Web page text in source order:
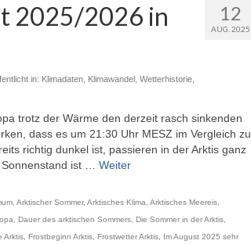
12
AUG. 2025
2025/2026 in
in: Klimadaten, Klimawandel, Wetterhistorie,
trotz der Wärme den derzeit rasch sinkenden
dass es um 21:30 Uhr MESZ im Vergleich zu
richtig dunkel ist, passieren in der Arktis ganz
ist … Weiter
, Arktischer Sommer, Arktisches Klima Arktisches Meereis,
Dauer des arktischen Sommers, Die Sommer in der Arktis,
Arktis, Frostbeginn Arktis, Frostwetter Arktis,
Im August 2025 sehr